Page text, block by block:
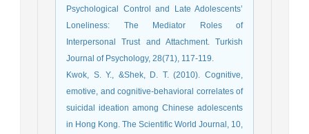
Psychological Control and Late Adolescents’
Loneliness: The Mediator Roles of
Interpersonal Trust and Attachment. Turkish
Journal of Psychology, 28(71), 117-119.
Kwok, S. Y., &Shek, D. T. (2010). Cognitive,
emotive, and cognitive-behavioral correlates of
suicidal ideation among Chinese adolescents
in Hong Kong. The Scientific World Journal, 10,